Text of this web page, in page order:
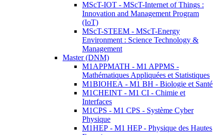
MScT-IOT - MScT-Internet of Things :
Innovation and Management Program
(IoT)
MScT-STEEM - MScT-Energy
Environment : Science Technology &
Management
Master (DNM)
M1APPMATH - M1 APPMS -
Mathématiques Appliquées et Statistiques
M1BIOHEA - M1 BH - Biologie et Santé
M1CHEINT - M1 CI - Chimie et
Interfaces
M1CPS - M1 CPS - Système Cyber
Physique
M1HEP - M1 HEP - Physique des Hautes